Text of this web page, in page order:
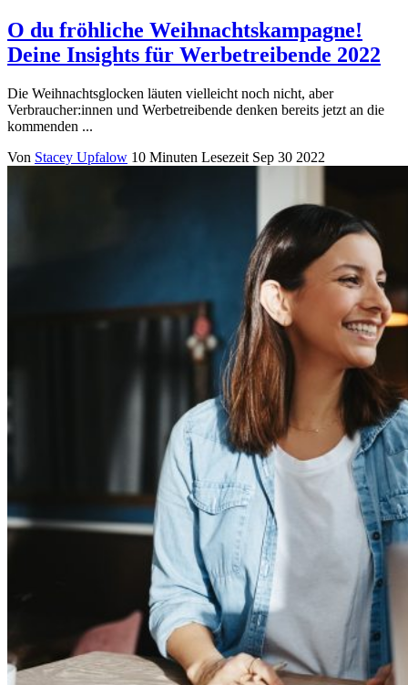
O du fröhliche Weihnachtskampagne!
Deine Insights für Werbetreibende 2022
Die Weihnachtsglocken läuten vielleicht noch nicht, aber
Verbraucher:innen und Werbetreibende denken bereits jetzt an die
kommenden ...
Von Stacey Upfalow 10 Minuten Lesezeit Sep 30 2022